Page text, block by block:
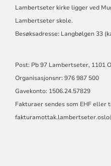
Lambertseter kirke ligger ved
Lambertseter skole.
Besøksadresse: Langbølgen 33 (
Post: Pb 97 Lambertseter, 1101
Organisasjonsnr: 976 987 500
Gavekonto: 1506.24.57829
Fakturaer sendes som EHF eller